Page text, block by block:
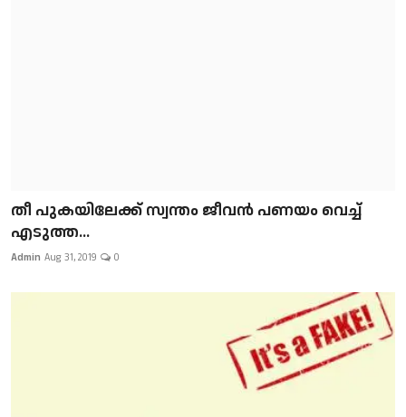
​​​​​​​തീ പുകയിലേക്ക് സ്വന്തം ജീവന്‍ പണയം വെച്ച്
എടുത്ത...
Admin Aug 31, 2019 0